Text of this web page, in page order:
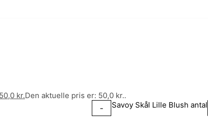
50,0 kr.Den aktuelle pris er: 50,0 kr..
- Savoy Skål Lille Blush antal